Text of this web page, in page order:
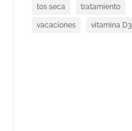
tos seca tratamiento
vacaciones vitamina D3